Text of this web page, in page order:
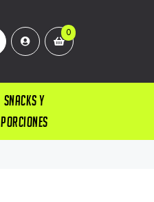
0
SNACKS Y
PORCIONES